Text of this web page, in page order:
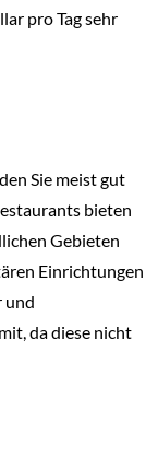
pro Tag sehr
Sie meist gut
bieten
Gebieten
Einrichtungen
und
da diese nicht